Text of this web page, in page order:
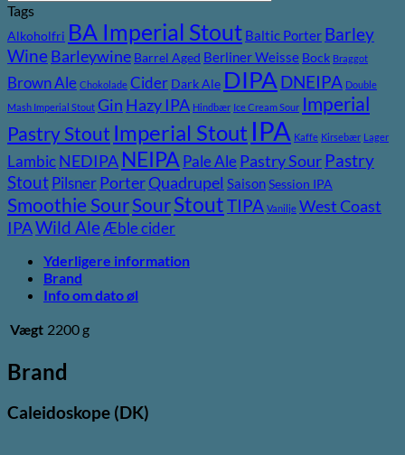
Tags
Alkoholfri BA Imperial Stout Baltic Porter Barley
Wine Barleywine Barrel Aged Berliner Weisse Bock Braggot
Brown Ale Chokolade Cider Dark Ale DIPA DNEIPA Double
Mash Imperial Stout Gin Hazy IPA Hindbær Ice Cream Sour Imperial
Pastry Stout Imperial Stout IPA Kaffe Kirsebær Lager
Lambic NEDIPA NEIPA Pale Ale Pastry Sour Pastry
Stout Pilsner PorterQuadrupel SaisonSession IPA
Smoothie SourSourStoutTIPA Vanilje West Coast
IPAWild Ale Æble cider
Yderligere information
Brand
Info om dato øl
Vægt 2200 g
Brand
Caleidoskope (DK)